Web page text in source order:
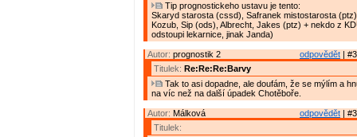
Tip prognostickeho ustavu je tento:
Skaryd starosta (cssd), Safranek mistostarosta
Kozub, Sip (ods), Albrecht, Jakes (ptz) + nekdo z
odstoupi lekarnice, jinak Janda)
odpovědět |
Autor: prognostik 2
Titulek: Re:Re:Re:Barvy
Tak to asi dopadne, ale doufám, že se mýlím a
na víc než na další úpadek Chotěboře.
odpovědět |
Autor: Málková
Titulek: